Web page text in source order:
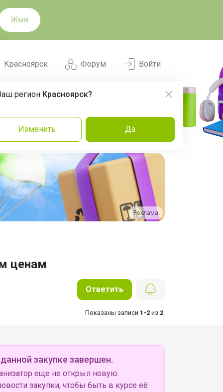
Жми
Форум
Красноярск
регион Красноярск?
Изменить Да
Войти
Команда Эксперты
Реклама
ценам
Ответить
Показаны записи 1-2 из 2
закупке завершен.
еще не открыл новую.
закупки, чтобы быть в курсе её